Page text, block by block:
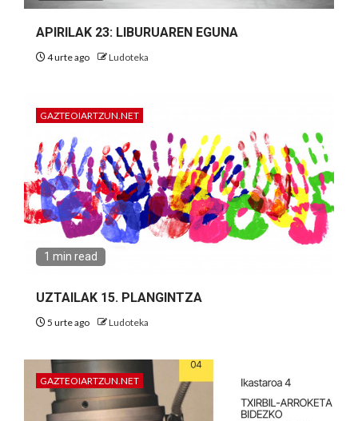
APIRILAK 23: LIBURUAREN EGUNA
4 urte ago Ludoteka
GAZTEOIARTZUN.NET
1 min read
UZTAILAK 15. PLANGINTZA
5 urte ago Ludoteka
GAZTEOIARTZUN.NET